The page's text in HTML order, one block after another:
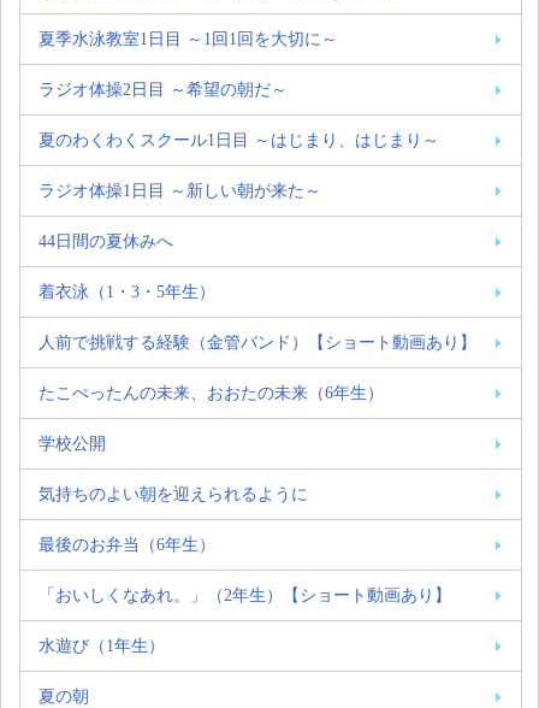
夏季水泳教室1日目 ～1回1回を大切に～
ラジオ体操2日目 ～希望の朝だ～
夏のわくわくスクール1日目 ～はじまり、はじまり～
ラジオ体操1日目 ～新しい朝が来た～
44日間の夏休みへ
着衣泳（1・3・5年生）
人前で挑戦する経験（金管バンド）【ショート動画あり】
たこぺったんの未来、おおたの未来（6年生）
学校公開
気持ちのよい朝を迎えられるように
最後のお弁当（6年生）
「おいしくなあれ。」（2年生）【ショート動画あり】
水遊び（1年生）
夏の朝